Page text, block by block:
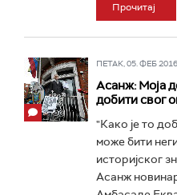
Прочитај
ПЕТАК, 05. ФЕБ
Асанж: Моја
добити свог
"Како је то
може бити
историјског
Асанж